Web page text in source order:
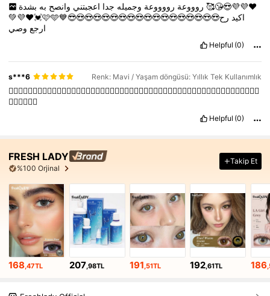
روووعة رووووعة وجميله جدا اعجبتني وانصح به
🥰😘😍💜💜❤️
💚💜❤️💓🩷🩵💙😎😍😍😍😍😍😍😍😍😍😍😍😍😍😍😍😍😍اكيد رح
ارجع وصي
Helpful (0)
s***6 Renk: Mavi / Yaşam döngüsü: Yıllık Tek Kullanımlık
👍🏼👍🏼👍🏼👍🏼👍🏼👍🏼👍🏼👍🏼👍🏼👍🏼👍🏼👍🏼👍🏼👍🏼👍🏼👍🏼👍🏼👍🏼👍🏼👍🏼👍🏼👍🏼👍🏼👍🏼👍🏼👍🏼
👍🏼👍🏼👍🏼
Helpful (0)
FRESH LADY
%100 Orjinal
Takip Et
168,47TL 207,98TL 191,51TL 192,61TL 186